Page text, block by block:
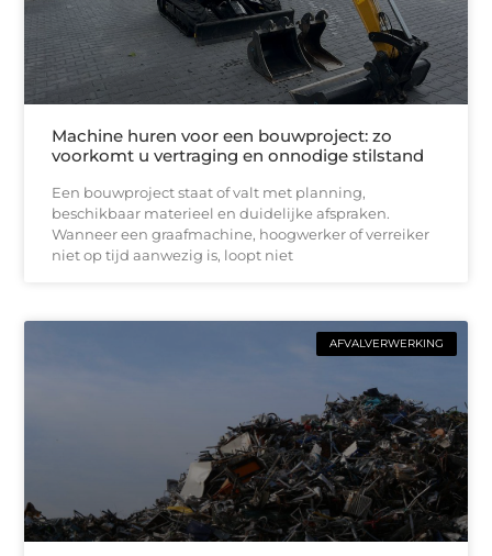
Machine huren voor een bouwproject: zo
voorkomt u vertraging en onnodige stilstand
Een bouwproject staat of valt met planning,
beschikbaar materieel en duidelijke afspraken.
Wanneer een graafmachine, hoogwerker of verreiker
niet op tijd aanwezig is, loopt niet
AFVALVERWERKING